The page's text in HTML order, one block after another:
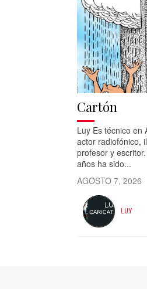
Cartón
Luy Es técnico en
actor radiofónico,
profesor y
años ha sido...
AGOSTO 7, 2026
LUY